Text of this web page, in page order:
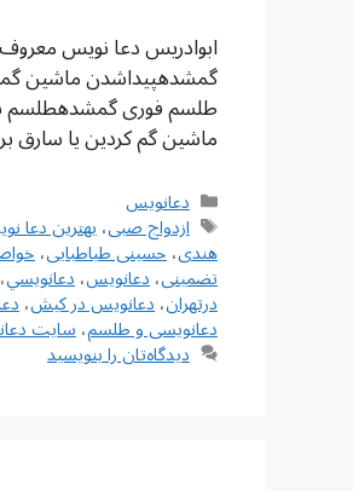
ابوادریس دعا نویس
گمشدهپیداشدن ماشین
طلسم فوری گمشدهطلسم
ماشین گم کردین یا سارق
دسته‌ها
دعانویس
برچسب‌ها
ازدواج صبی،بهترین دعا
هندی،حسینی طباطبایی،
تضمینی،دعانويس،دعانويسي،
درتهران،دعانویس در کیش،
دعانویسی و طلسم،سایت
دیدگاه‌تان را بنویسید